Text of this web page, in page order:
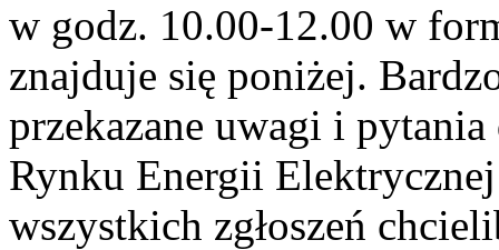
w godz. 10.00-12.00 w
znajduje się poniżej.
przekazane uwagi i
Rynku Energii
wszystkich zgłoszeń